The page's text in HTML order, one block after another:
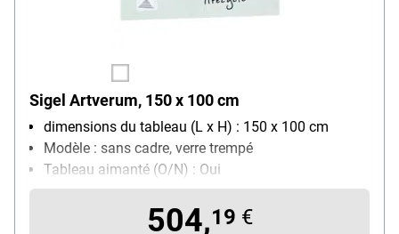
Sigel Artverum, 150 x 100 cm
dimensions du tableau (L x H) : 150 x 100 cm
Modèle : sans cadre, verre trempé
Tableau aimanté (O/N) : Oui
Avec porte-marqueurs : Non
504,19 €